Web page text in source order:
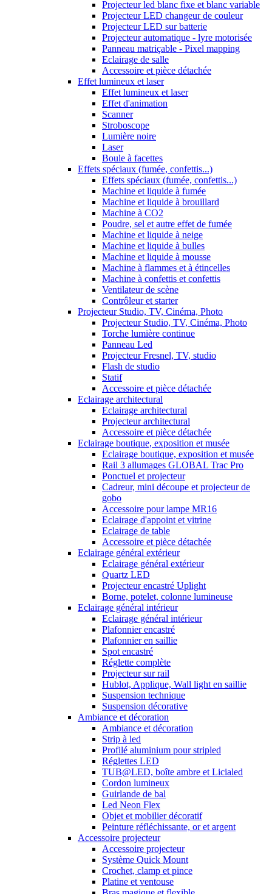
Projecteur led blanc fixe et blanc variable
Projecteur LED changeur de couleur
Projecteur LED sur batterie
Projecteur automatique - lyre motorisée
Panneau matriçable - Pixel mapping
Eclairage de salle
Accessoire et pièce détachée
Effet lumineux et laser
Effet lumineux et laser
Effet d'animation
Scanner
Stroboscope
Lumière noire
Laser
Boule à facettes
Effets spéciaux (fumée, confettis...)
Effets spéciaux (fumée, confettis...)
Machine et liquide à fumée
Machine et liquide à brouillard
Machine à CO2
Poudre, sel et autre effet de fumée
Machine et liquide à neige
Machine et liquide à bulles
Machine et liquide à mousse
Machine à flammes et à étincelles
Machine à confettis et confettis
Ventilateur de scène
Contrôleur et starter
Projecteur Studio, TV, Cinéma, Photo
Projecteur Studio, TV, Cinéma, Photo
Torche lumière continue
Panneau Led
Projecteur Fresnel, TV, studio
Flash de studio
Statif
Accessoire et pièce détachée
Eclairage architectural
Eclairage architectural
Projecteur architectural
Accessoire et pièce détachée
Eclairage boutique, exposition et musée
Eclairage boutique, exposition et musée
Rail 3 allumages GLOBAL Trac Pro
Ponctuel et projecteur
Cadreur, mini découpe et projecteur de
gobo
Accessoire pour lampe MR16
Eclairage d'appoint et vitrine
Eclairage de table
Accessoire et pièce détachée
Eclairage général extérieur
Eclairage général extérieur
Quartz LED
Projecteur encastré Uplight
Borne, potelet, colonne lumineuse
Eclairage général intérieur
Eclairage général intérieur
Plafonnier encastré
Plafonnier en saillie
Spot encastré
Réglette complète
Projecteur sur rail
Hublot, Applique, Wall light en saillie
Suspension technique
Suspension décorative
Ambiance et décoration
Ambiance et décoration
Strip à led
Profilé aluminium pour stripled
Réglettes LED
TUB@LED, boîte ambre et Licialed
Cordon lumineux
Guirlande de bal
Led Neon Flex
Objet et mobilier décoratif
Peinture réfléchissante, or et argent
Accessoire projecteur
Accessoire projecteur
Système Quick Mount
Crochet, clamp et pince
Platine et ventouse